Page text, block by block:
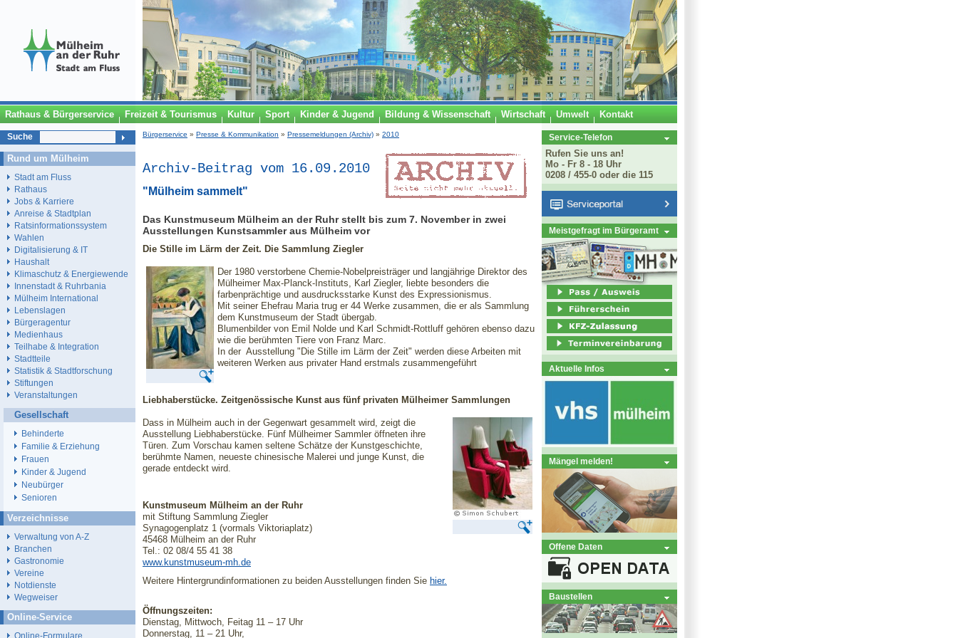
Rathaus & Bürgerservice Freizeit & Tourismus Kultur Sport Kinder & Jugend Bildung & Wissenschaft Wirtschaft Umwelt Kontakt
Bürgerservice » Presse & Kommunikation » Pressemeldungen (Archiv) » 2010
Archiv-Beitrag vom 16.09.2010
"Mülheim sammelt"
Das Kunstmuseum Mülheim an der Ruhr stellt bis zum 7. November in zwei
Ausstellungen Kunstsammler aus Mülheim vor
Die Stille im Lärm der Zeit. Die Sammlung Ziegler
Der 1980 verstorbene Chemie-Nobelpreisträger und langjährige Direktor des
Mülheimer Max-Planck-Instituts, Karl Ziegler, liebte besonders die
farbenprächtige und ausdrucksstarke Kunst des Expressionismus.
Mit seiner Ehefrau Maria trug er 44 Werke zusammen, die er als Sammlung
dem Kunstmuseum der Stadt übergab.
Blumenbilder von Emil Nolde und Karl Schmidt-Rottluff gehören ebenso dazu
wie die berühmten Tiere von Franz Marc.
In der Ausstellung "Die Stille im Lärm der Zeit" werden diese Arbeiten mit
weiteren Werken aus privater Hand erstmals zusammengeführt
Liebhaberstücke. Zeitgenössische Kunst aus fünf privaten Mülheimer Sammlungen
Dass in Mülheim auch in der Gegenwart gesammelt wird, zeigt die
Ausstellung Liebhaberstücke. Fünf Mülheimer Sammler öffneten ihre
Türen. Zum Vorschau kamen seltene Schätze der Kunstgeschichte,
berühmte Namen, neueste chinesische Malerei und junge Kunst, die
gerade entdeckt wird.
Kunstmuseum Mülheim an der Ruhr
mit Stiftung Sammlung Ziegler
Synagogenplatz 1 (vormals Viktoriaplatz)
45468 Mülheim an der Ruhr
Tel.: 02 08/4 55 41 38
www.kunstmuseum-mh.de
Weitere Hintergrundinformationen zu beiden Ausstellungen finden Sie hier.
Öffnungszeiten:
Dienstag, Mittwoch, Feitag 11 – 17 Uhr
Donnerstag, 11 – 21 Uhr,
Service-Telefon
Rufen Sie uns an!
Mo - Fr 8 - 18 Uhr
0208 / 455-0 oder die 115
Meistgefragt im Bürgeramt
Aktuelle Infos
Mängel melden!
Offene Daten
Baustellen
Suche
Rund um Mülheim
Stadt am Fluss
Rathaus
Jobs & Karriere
Anreise & Stadtplan
Ratsinformationssystem
Wahlen
Digitalisierung & IT
Haushalt
Klimaschutz & Energiewende
Innenstadt & Ruhrbania
Mülheim International
Lebenslagen
Bürgeragentur
Medienhaus
Teilhabe & Integration
Stadtteile
Statistik & Stadtforschung
Stiftungen
Veranstaltungen
Gesellschaft
Behinderte
Familie & Erziehung
Frauen
Kinder & Jugend
Neubürger
Senioren
Verzeichnisse
Verwaltung von A-Z
Branchen
Gastronomie
Vereine
Notdienste
Wegweiser
Online-Service
Online-Formulare